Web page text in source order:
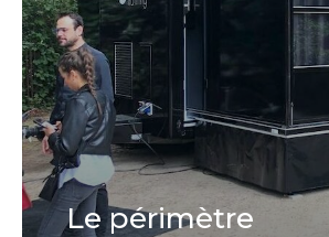
Le périmètre